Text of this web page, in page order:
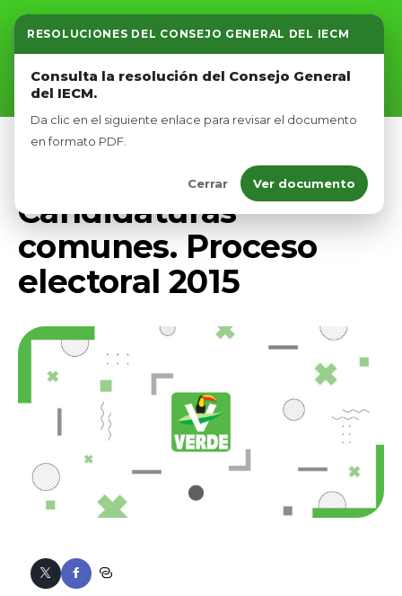
RESOLUCIONES DEL CONSEJO GENERAL DEL IECM
Consulta la resolución del Consejo General
del IECM.
Da clic en el siguiente enlace para revisar el documento
en formato PDF.
Cerrar Ver documento
Inicio
Nosotros
Afíliate
Candidaturas
comunes. Proceso
electoral 2015